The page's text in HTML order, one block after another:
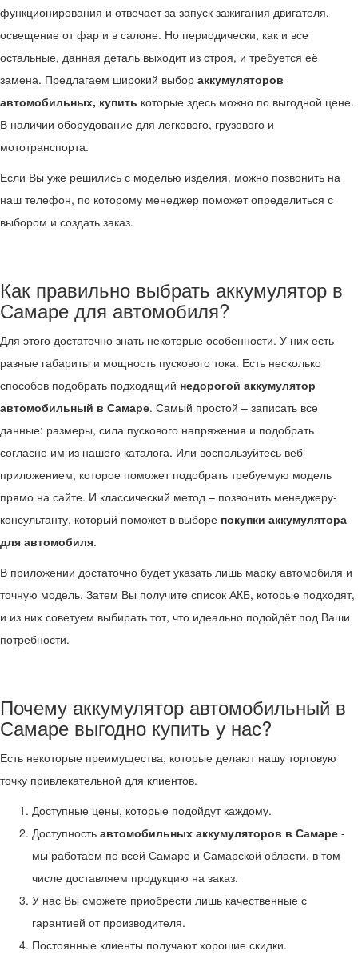
функционирования и отвечает за запуск зажигания двигателя,
освещение от фар и в салоне. Но периодически, как и все
остальные, данная деталь выходит из строя, и требуется её
замена. Предлагаем широкий выбор аккумуляторов
автомобильных, купить которые здесь можно по выгодной цене.
В наличии оборудование для легкового, грузового и
мототранспорта.
Если Вы уже решились с моделью изделия, можно позвонить на
наш телефон, по которому менеджер поможет определиться с
выбором и создать заказ.
Как правильно выбрать аккумулятор в
Самаре для автомобиля?
Для этого достаточно знать некоторые особенности. У них есть
разные габариты и мощность пускового тока. Есть несколько
способов подобрать подходящий недорогой аккумулятор
автомобильный в Самаре. Самый простой – записать все
данные: размеры, сила пускового напряжения и подобрать
согласно им из нашего каталога. Или воспользуйтесь веб-
приложением, которое поможет подобрать требуемую модель
прямо на сайте. И классический метод – позвонить менеджеру-
консультанту, который поможет в выборе покупки аккумулятора
для автомобиля.
В приложении достаточно будет указать лишь марку автомобиля и
точную модель. Затем Вы получите список АКБ, которые подходят,
и из них советуем выбирать тот, что идеально подойдёт под Ваши
потребности.
Почему аккумулятор автомобильный в
Самаре выгодно купить у нас?
Есть некоторые преимущества, которые делают нашу торговую
точку привлекательной для клиентов.
Доступные цены, которые подойдут каждому.
Доступность автомобильных аккумуляторов в Самаре -
мы работаем по всей Самаре и Самарской области, в том
числе доставляем продукцию на заказ.
У нас Вы сможете приобрести лишь качественные с
гарантией от производителя.
Постоянные клиенты получают хорошие скидки.